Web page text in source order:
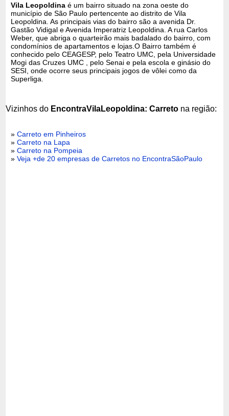
Vila Leopoldina é um bairro situado na zona oeste do
município de São Paulo pertencente ao distrito de Vila
Leopoldina. As principais vias do bairro são a avenida Dr.
Gastão Vidigal e Avenida Imperatriz Leopoldina. A rua Carlos
Weber, que abriga o quarteirão mais badalado do bairro, com
condomínios de apartamentos e lojas.O Bairro também é
conhecido pelo CEAGESP, pelo Teatro UMC, pela Universidade
Mogi das Cruzes UMC , pelo Senai e pela escola e ginásio do
SESI, onde ocorre seus principais jogos de vôlei como da
Superliga.
Vizinhos do EncontraVilaLeopoldina: Carreto na região:
»Carreto em Pinheiros
»Carreto na Lapa
»Carreto na Pompeia
»Veja +de 20 empresas de Carretos no EncontraSãoPaulo